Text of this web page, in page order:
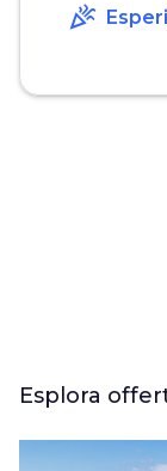
celebration
Esplora